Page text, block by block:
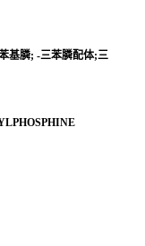
基膦; -三苯膦配体;三